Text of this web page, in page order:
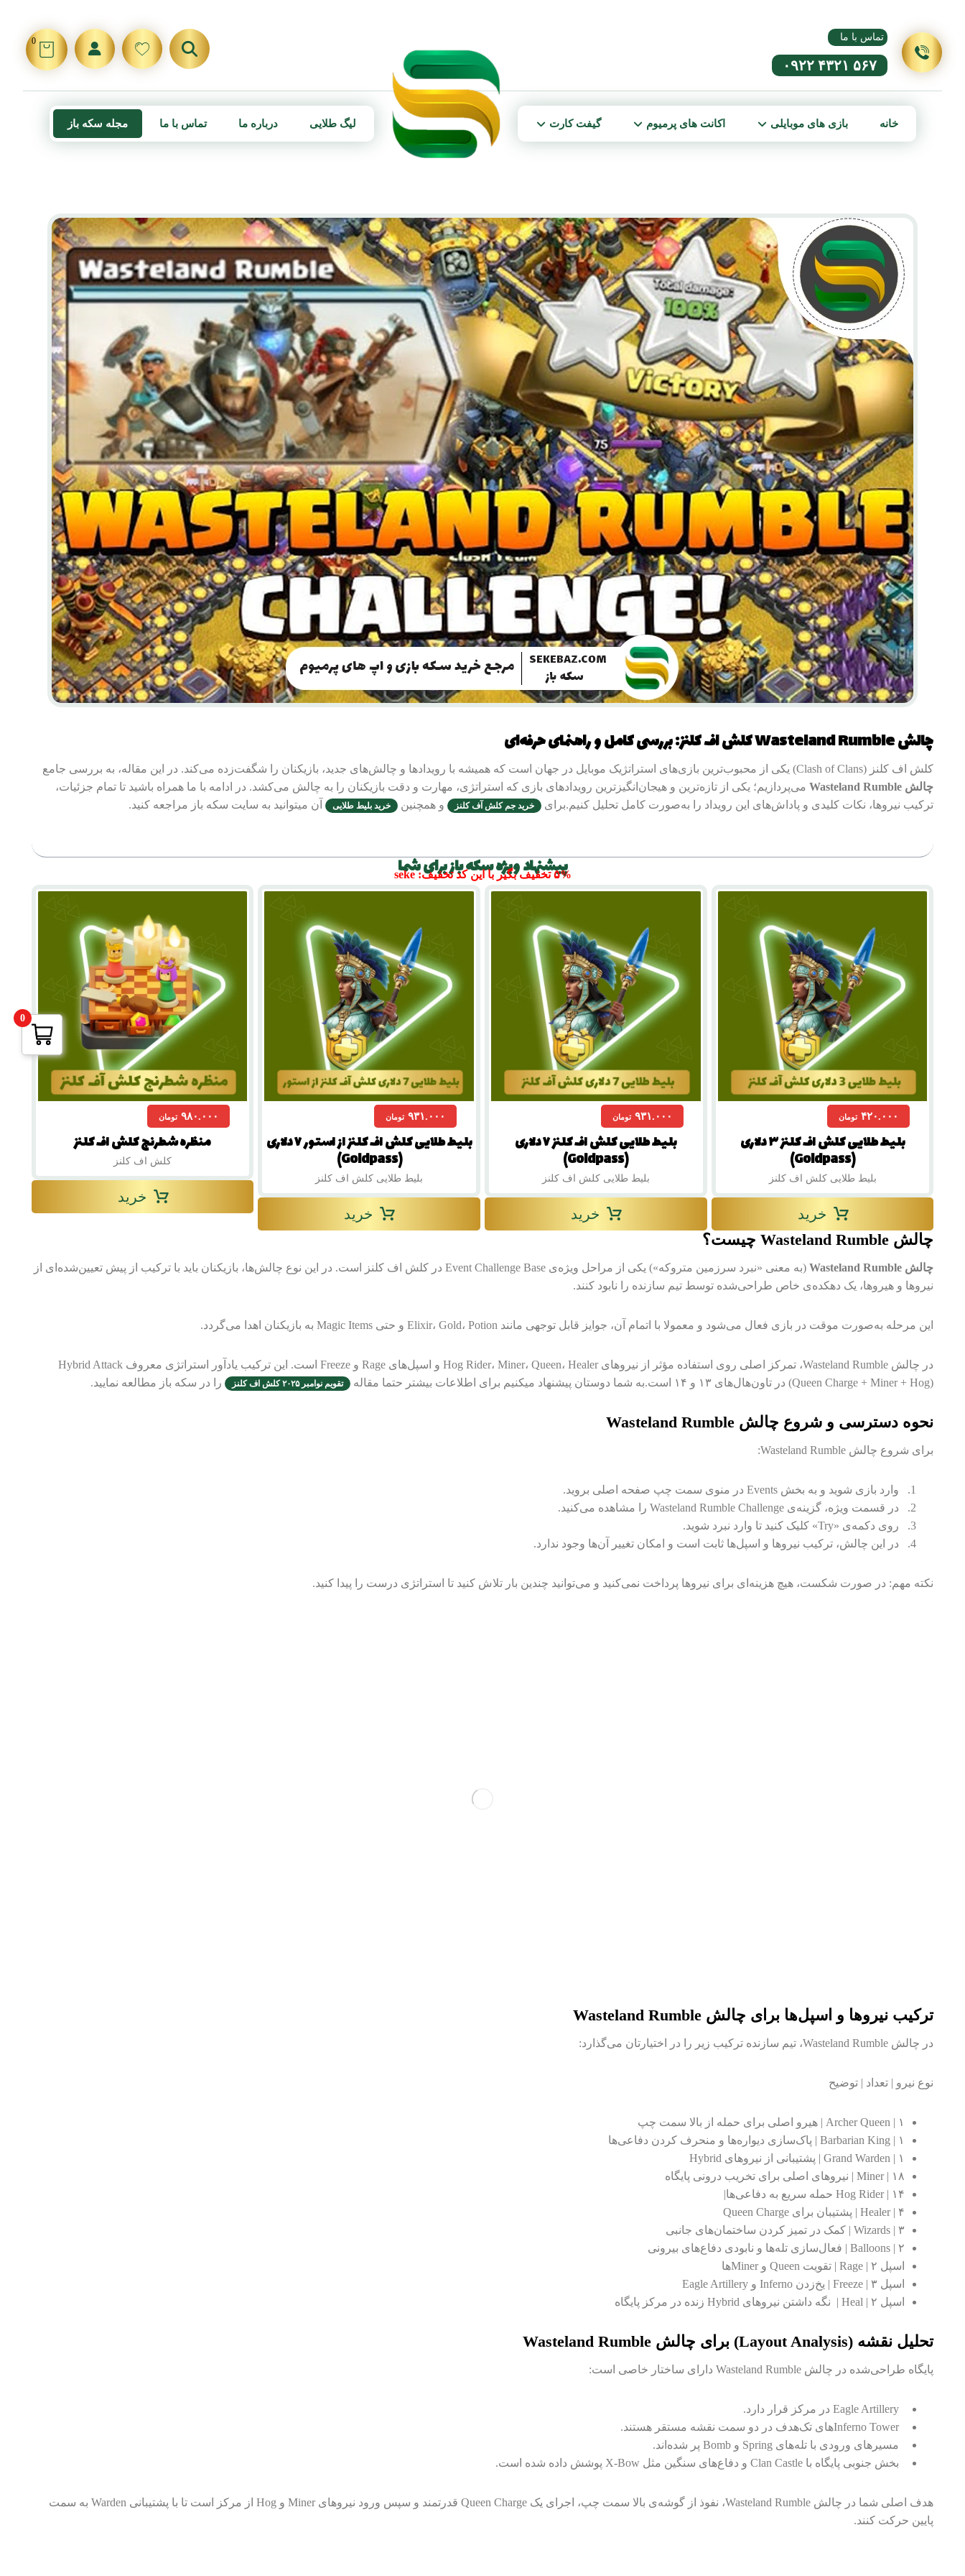
تماس با ما
۵۶۷ ۴۳۲۱ ۰۹۲۲
0
خانه بازی های موبایلی اکانت های پرمیوم گیفت کارت لیگ طلایی درباره ما تماس با ما مجله سکه باز
چالش Wasteland Rumble کلش اف کلنز: بررسی کامل و راهنمای حرفه‌ای
کلش اف کلنز (Clash of Clans) یکی از محبوب‌ترین بازی‌های استراتژیک موبایل در جهان است که همیشه با رویدادها و چالش‌های جدید، بازیکنان را شگفت‌زده می‌کند. در این مقاله، به بررسی جامع
چالش Wasteland Rumble
می‌پردازیم؛ یکی از تازه‌ترین و هیجان‌انگیزترین رویدادهای بازی که استراتژی، مهارت و دقت بازیکنان را به چالش می‌کشد. در ادامه با ما همراه باشید تا تمام جزئیات،
ترکیب نیروها، نکات کلیدی و پاداش‌های این رویداد را به‌صورت کامل تحلیل کنیم.برای
خرید جم کلش آف کلنز و همچنین خرید بلیط طلایی آن میتوانید به سایت سکه باز مراجعه کنید.
پیشنهاد ویژه سکه باز برای شما
۵% تخفیف بگیر با این کد تخفیف: seke
بلیط طلایی کلش اف کلنز ۳ دلاری
(Goldpass)
بلیط طلایی کلش اف کلنز
۴۲۰.۰۰۰ تومان
خرید
بلیط طلایی کلش اف کلنز ۷ دلاری
(Goldpass)
بلیط طلایی کلش اف کلنز
۹۳۱.۰۰۰ تومان
خرید
بلیط طلایی کلش اف کلنز از استور ۷ دلاری
(Goldpass)
بلیط طلایی کلش اف کلنز
۹۳۱.۰۰۰ تومان
خرید
منظره شطرنج کلش اف کلنز
کلش اف کلنز
۹۸۰.۰۰۰ تومان
خرید
چالش Wasteland Rumble چیست؟
چالش Wasteland Rumble
(به معنی «نبرد سرزمین متروکه») یکی از مراحل ویژه‌ی Event Challenge Base در کلش اف کلنز است. در این نوع چالش‌ها، بازیکنان باید با ترکیب از پیش تعیین‌شده‌ای از
نیروها و هیروها، یک دهکده‌ی خاص طراحی‌شده توسط تیم سازنده را نابود کنند.
این مرحله به‌صورت موقت در بازی فعال می‌شود و معمولا با اتمام آن، جوایز قابل توجهی مانند Elixir، Gold، Potion و حتی Magic Items به بازیکنان اهدا می‌گردد.
در چالش Wasteland Rumble، تمرکز اصلی روی استفاده مؤثر از نیروهای Hog Rider، Miner، Queen، Healer و اسپل‌های Rage و Freeze است. این ترکیب یادآور استراتژی معروف Hybrid Attack
(Queen Charge + Miner + Hog) در تاون‌هال‌های ۱۳ و ۱۴ است.به شما دوستان پیشنهاد میکنیم برای اطلاعات بیشتر حتما مقاله
تقویم نوامبر ۲۰۲۵ کلش اف کلنز را در سکه باز مطالعه نمایید.
نحوه دسترسی و شروع چالش Wasteland Rumble
برای شروع چالش Wasteland Rumble:
وارد بازی شوید و به بخش Events در منوی سمت چپ صفحه اصلی بروید.
در قسمت ویژه، گزینه‌ی Wasteland Rumble Challenge را مشاهده می‌کنید.
روی دکمه‌ی «Try» کلیک کنید تا وارد نبرد شوید.
در این چالش، ترکیب نیروها و اسپل‌ها ثابت است و امکان تغییر آن‌ها وجود ندارد.
نکته مهم: در صورت شکست، هیچ هزینه‌ای برای نیروها پرداخت نمی‌کنید و می‌توانید چندین بار تلاش کنید تا استراتژی درست را پیدا کنید.
ترکیب نیروها و اسپل‌ها برای چالش Wasteland Rumble
در چالش Wasteland Rumble، تیم سازنده ترکیب زیر را در اختیارتان می‌گذارد:
نوع نیرو | تعداد | توضیح
Archer Queen | ۱ | هیرو اصلی برای حمله از بالا سمت چپ
Barbarian King | ۱ | پاک‌سازی دیواره‌ها و منحرف کردن دفاعی‌ها
Grand Warden | ۱ | پشتیبانی از نیروهای Hybrid
Miner | ۱۸ | نیروهای اصلی برای تخریب درونی پایگاه
Hog Rider | ۱۴ حمله سریع به دفاعی‌ها|
Healer | ۴ | پشتیبان برای Queen Charge
Wizards | ۳ | کمک در تمیز کردن ساختمان‌های جانبی
Balloons | ۲ | فعال‌سازی تله‌ها و نابودی دفاع‌های بیرونی
اسپل Rage | ۲ | تقویت Queen و Minerها
اسپل Freeze | ۳ | یخ‌زدن Inferno و Eagle Artillery
اسپل Heal | ۲ | نگه داشتن نیروهای Hybrid زنده در مرکز پایگاه
تحلیل نقشه (Layout Analysis) برای چالش Wasteland Rumble
پایگاه طراحی‌شده در چالش Wasteland Rumble دارای ساختار خاصی است:
Inferno Towerهای تک‌هدف در دو سمت نقشه مستقر هستند.
مسیرهای ورودی با تله‌های Spring و Bomb پر شده‌اند.
بخش جنوبی پایگاه با Clan Castle و دفاع‌های سنگین مثل X-Bow پوشش داده شده است.
هدف اصلی شما در چالش Wasteland Rumble، نفوذ از گوشه‌ی بالا سمت چپ، اجرای یک Queen Charge قدرتمند و سپس ورود نیروهای Miner و Hog از مرکز است تا با پشتیبانی Warden به سمت
پایین حرکت کنند.
0